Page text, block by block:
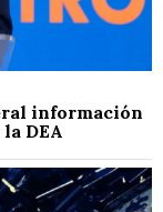
información
DEA